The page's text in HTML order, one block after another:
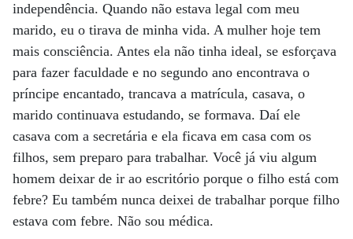
independência. Quando não estava legal com meu
marido, eu o tirava de minha vida. A mulher hoje tem
mais consciência. Antes ela não tinha ideal, se esforçava
para fazer faculdade e no segundo ano encontrava o
príncipe encantado, trancava a matrícula, casava, o
marido continuava estudando, se formava. Daí ele
casava com a secretária e ela ficava em casa com os
filhos, sem preparo para trabalhar. Você já viu algum
homem deixar de ir ao escritório porque o filho está com
febre? Eu também nunca deixei de trabalhar porque filho
estava com febre. Não sou médica.